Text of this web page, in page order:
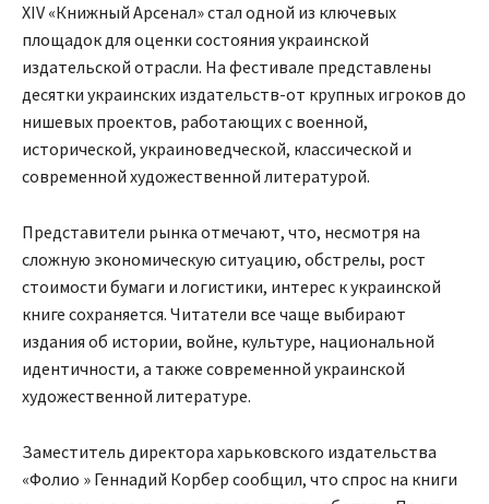
XIV «Книжный Арсенал» стал одной из ключевых
площадок для оценки состояния украинской
издательской отрасли. На фестивале представлены
десятки украинских издательств-от крупных игроков до
нишевых проектов, работающих с военной,
исторической, украиноведческой, классической и
современной художественной литературой.
Представители рынка отмечают, что, несмотря на
сложную экономическую ситуацию, обстрелы, рост
стоимости бумаги и логистики, интерес к украинской
книге сохраняется. Читатели все чаще выбирают
издания об истории, войне, культуре, национальной
идентичности, а также современной украинской
художественной литературе.
Заместитель директора харьковского издательства
«Фолио » Геннадий Корбер сообщил, что спрос на книги